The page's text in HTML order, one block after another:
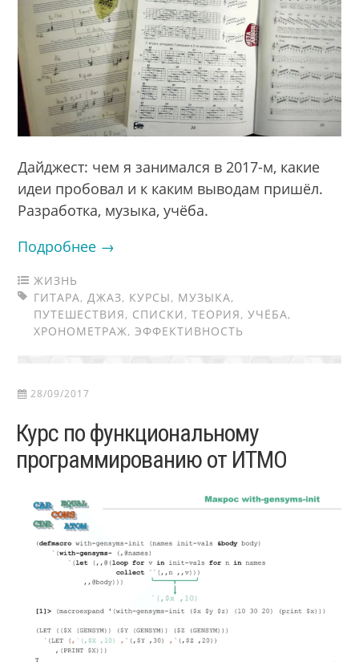
Дайджест: чем я занимался в 2017-м, какие
идеи пробовал и к каким выводам пришёл.
Разработка, музыка, учёба.
Подробнее →
ЖИЗНЬ
ГИТАРА, ДЖАЗ, КУРСЫ, МУЗЫКА,
ПУТЕШЕСТВИЯ, СПИСКИ,ТЕОРИЯ,УЧЁБА,
ХРОНОМЕТРАЖ,ЭФФЕКТИВНОСТЬ
28/09/2017
Курс по функциональному
программированию от ИТМО